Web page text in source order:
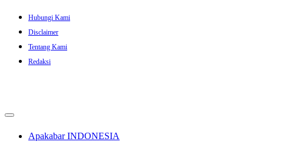
Skip
content
Hubungi Kami
Disclaimer
Tentang Kami
Redaksi
Apakabar INDONESIA